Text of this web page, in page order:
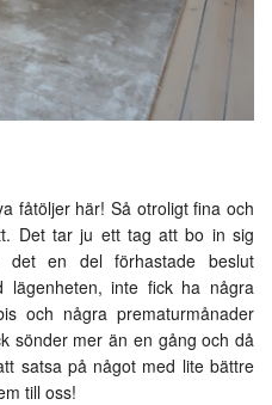
fåtöljer här! Så otroligt fina och
Det tar ju ett tag att bo in sig
en del förhastade beslut
lägenheten, inte fick ha några
och några prematurmånader
sönder mer än en gång och då
satsa på något med lite bättre
till oss!